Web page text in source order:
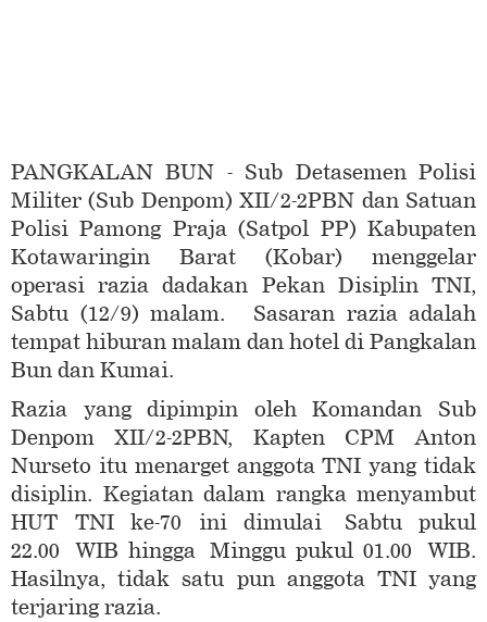
PANGKALAN BUN - Sub Detasemen Polisi
Militer (Sub Denpom) XII/2-2PBN dan Satuan
Polisi Pamong Praja (Satpol PP) Kabupaten
Kotawaringin Barat (Kobar) menggelar
operasi razia dadakan Pekan Disiplin TNI,
Sabtu (12/9) malam. Sasaran razia adalah
tempat hiburan malam dan hotel di Pangkalan
Bun dan Kumai.
Razia yang dipimpin oleh Komandan Sub
Denpom XII/2-2PBN, Kapten CPM Anton
Nurseto itu menarget anggota TNI yang tidak
disiplin. Kegiatan dalam rangka menyambut
HUT TNI ke-70 ini dimulai Sabtu pukul
22.00 WIB hingga Minggu pukul 01.00 WIB.
Hasilnya, tidak satu pun anggota TNI yang
terjaring razia.